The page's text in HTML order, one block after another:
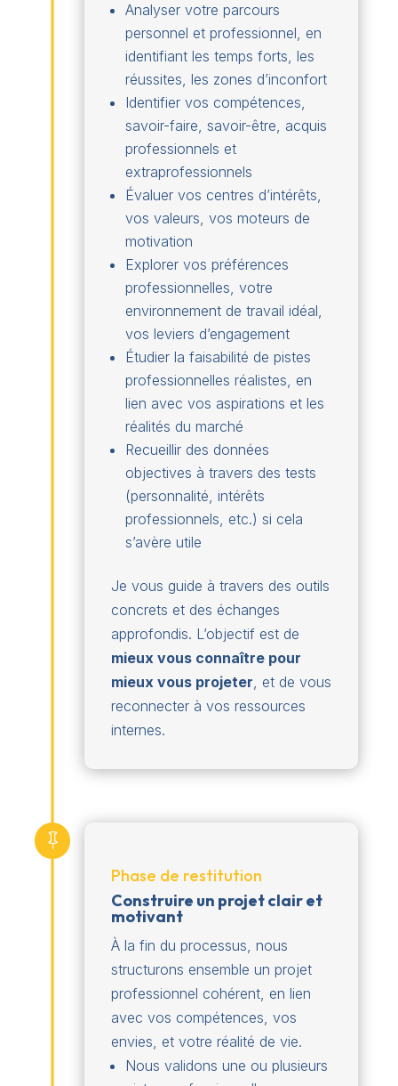
Analyser votre parcours
personnel et professionnel, en
identifiant les temps forts, les
réussites, les zones d’inconfort
Identifier vos compétences,
savoir-faire, savoir-être, acquis
professionnels et
extraprofessionnels
Évaluer vos centres d’intérêts,
vos valeurs, vos moteurs de
motivation
Explorer vos préférences
professionnelles, votre
environnement de travail idéal,
vos leviers d’engagement
Étudier la faisabilité de pistes
professionnelles réalistes, en
lien avec vos aspirations et les
réalités du marché
Recueillir des données
objectives à travers des tests
(personnalité, intérêts
professionnels, etc.) si cela
s’avère utile
Je vous guide à travers des outils
concrets et des échanges
approfondis. L’objectif est de
mieux vous connaître pour
mieux vous projeter, et de vous
reconnecter à vos ressources
internes.
Phase de restitution
Construire un projet clair et
motivant
À la fin du processus, nous
structurons ensemble un projet
professionnel cohérent, en lien
avec vos compétences, vos
envies, et votre réalité de vie.
Nous validons une ou plusieurs
